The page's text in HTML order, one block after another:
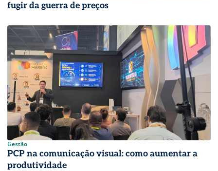
fugir da guerra de preços
Gestão
PCP na comunicação visual: como aumentar a
produtividade